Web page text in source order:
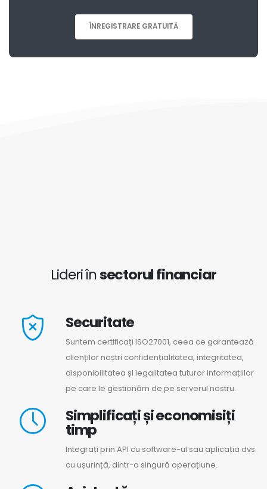
ÎNREGISTRARE GRATUITĂ
Lideri însectorul financiar
Securitate
Suntem certificați ISO27001, ceea ce garantează
clienților noștri confidențialitatea, integritatea,
disponibilitatea și legalitatea tuturor informațiilor
pe care le gestionăm de pe serverul nostru.
Simplificați și economisiți
timp
Integrați prin API cu software-ul sau aplicația dvs.
cu ușurință, dintr-o singură operațiune.